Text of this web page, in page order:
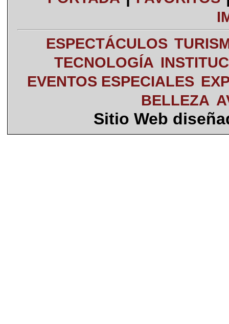
ESPECTÁCULOS
TECNOLOGÍA
EVENTOS ESPECIALES
BELLEZA
Sitio Web